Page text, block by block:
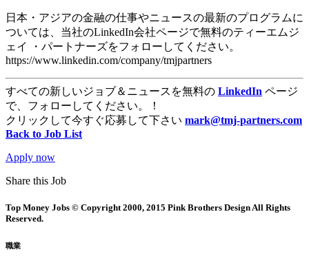
日本・アジアの金融の仕事やニュースの最新のプログラムに
ついては、当社のLinkedIn会社ページで無料のティーエムジ
ェイ ・パートナーズをフォローしてください。
https://www.linkedin.com/company/tmjpartners
すべての新しいジョブ＆ニュースを無料の LinkedIn ページ
で、フォローしてください。！
クリックして今すぐ応募して下さい mark@tmj-partners.com
Back to Job List
Apply now
Share this Job
Top Money Jobs © Copyright 2000, 2015 Pink Brothers Design All Rights
Reserved.
職業